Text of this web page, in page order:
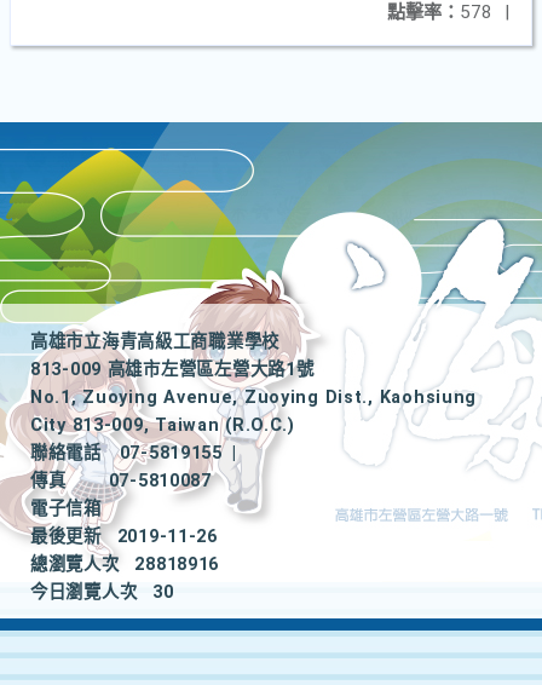
點擊率： 578 |
高雄市立海青高級工商職業學校
813-009 高雄市左營區左營大路1號
No.1, Zuoying Avenue, Zuoying Dist., Kaohsiung
City 813-009, Taiwan (R.O.C.)
聯絡電話
07-5819155
|
傳真
07-5810087
電子信箱
最後更新
2019-11-26
總瀏覽人次
28818916
今日瀏覽人次
30